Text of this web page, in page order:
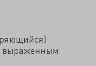
выраженным